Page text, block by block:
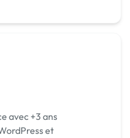
avec +3 ans
et